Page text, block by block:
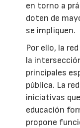
en torno a
doten de
se impliquen.
Por ello, la
la
principales
pública. La
iniciativas
educación
propone